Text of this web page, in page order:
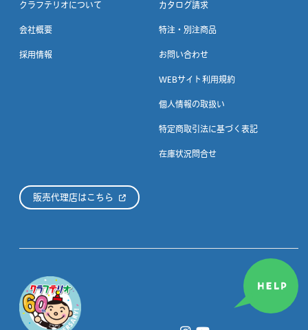
クラフテリオについて
会社概要
採用情報
カタログ請求
特注・別注商品
お問い合わせ
WEBサイト利用規約
個人情報の取扱い
特定商取引法に基づく表記
在庫状況問合せ
販売代理店はこちら
HELP